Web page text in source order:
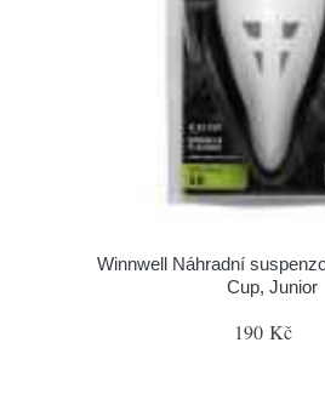
Winnwell Náhradní
Cup, Junior
190 Kč